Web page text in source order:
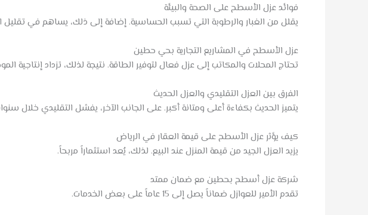
فوائد عزل الأسطح على الصحة والبيئة
يقلل من الغبار والرطوبة التي تسبب الحساسية. إضافة إلى ذلك، يساهم في تقليل
عزل الأسطح في المشاريع التجارية بحي حطين
تحتاج المحلات والمكاتب إلى عزل فعال لتوفير الطاقة. نتيجة لذلك، تزداد إنتاجية
الفرق بين العزل التقليدي والعزل الحديث
يتميز الحديث بكفاءة أعلى ومتانة أكبر. على الجانب الآخر، يفشل التقليدي خلال
كيف يؤثر عزل الأسطح على قيمة العقار في الرياض
يزيد العزل الجيد من قيمة المنزل عند البيع. لذلك، يُعد استثماراً مربحاً.
شركة عزل أسطح بحطين مع ضمان ممتد
تقدم الأمير للعوازل ضماناً يصل إلى 15 عاماً على بعض الخدمات.